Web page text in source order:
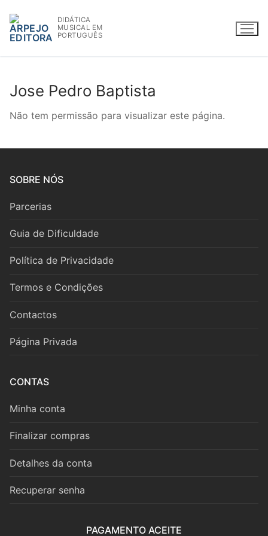
para
conteúdo
DIDÁTICA
MUSICAL EM
PORTUGUÊS
WWW.ARPEJOEDITORA.PT | INFO@ARPEJOEDITORA.PT
Partituras
Madeiras
Trompa
Trompete
Trombone
Eufónio
Tuba
Jose Pedro Baptista
Não tem permissão para visualizar este página.
SOBRE NÓS
Parcerias
Guia de Dificuldade
Política de Privacidade
Termos e Condições
Contactos
Página Privada
CONTAS
Minha conta
Finalizar compras
Detalhes da conta
Recuperar senha
PAGAMENTO ACEITE